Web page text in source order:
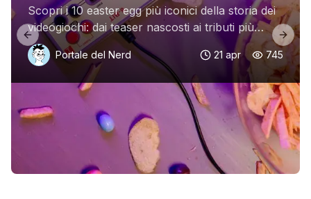
Scopri i 10 easter egg più iconici della storia dei
videogiochi: dai teaser nascosti ai tributi più
nerd, una lista imperdibile.
Portale del Nerd 21 apr 745
Previous slide Next